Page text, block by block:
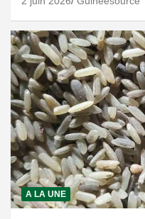
A LA UNE